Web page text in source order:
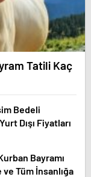
Tatili Kaç
Bedeli
Dışı Fiyatları
Bayramı
Tüm İnsanlığa